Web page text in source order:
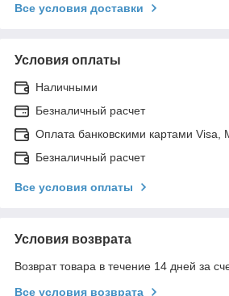
Все условия доставки
Условия оплаты
Наличными
Безналичный расчет
Оплата банковскими картами Visa,
Безналичный расчет
Все условия оплаты
Условия возврата
Возврат товара в течение 14 дней за
Все условия возврата